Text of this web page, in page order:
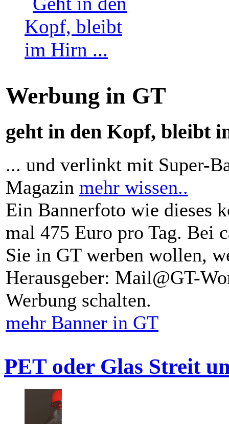
Werbung in GT
geht in den Kopf, bleibt
... und verlinkt mit Super-
Magazin mehr wissen..
Ein Bannerfoto wie dieses
mal 475 Euro pro Tag. Bei
Sie in GT werben wollen,
Herausgeber: Mail@GT-
Werbung schalten.
mehr Banner in GT
PET oder Glas Streit